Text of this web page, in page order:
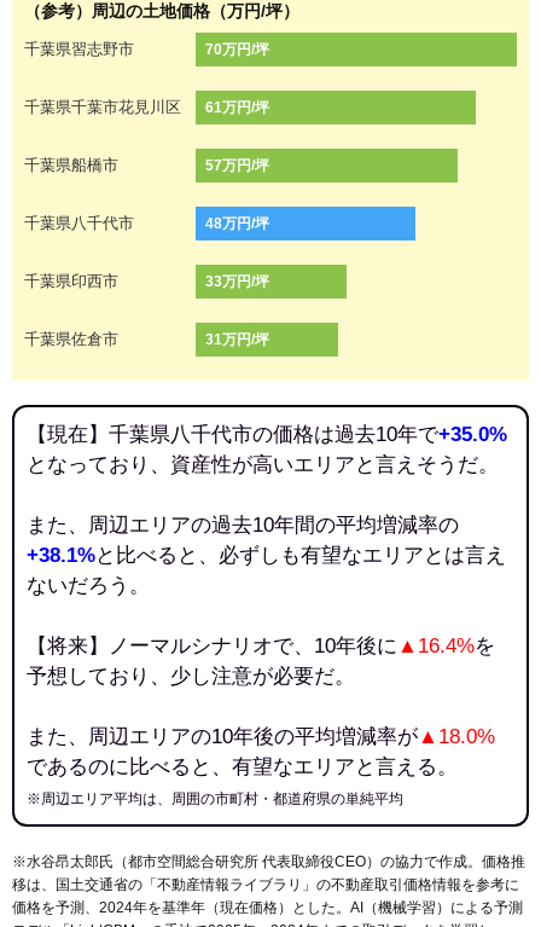
（参考）周辺の土地価格（万円/坪）
千葉県習志野市 70万円/坪
千葉県千葉市花見川区 61万円/坪
千葉県船橋市 57万円/坪
千葉県八千代市 48万円/坪
千葉県印西市 33万円/坪
千葉県佐倉市 31万円/坪
【現在】千葉県八千代市の価格は過去10年で+35.0%
となっており、資産性が高いエリアと言えそうだ。
また、周辺エリアの過去10年間の平均増減率の
+38.1%と比べると、必ずしも有望なエリアとは言え
ないだろう。
【将来】ノーマルシナリオで、10年後に ▲16.4%を
予想しており、少し注意が必要だ。
また、周辺エリアの10年後の平均増減率が▲18.0%
であるのに比べると、有望なエリアと言える。
※周辺エリア平均は、周囲の市町村・都道府県の単純平均
※水谷昂太郎氏（都市空間総合研究所 代表取締役CEO）の協力で作成。価格推
移は、国土交通省の「 不動産情報ライブラリ 」の不動産取引価格情報を参考に
価格を予測、2024年を基準年（現在価格）とした。AI（機械学習）による予測